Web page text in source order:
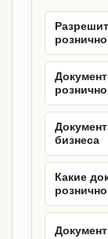
бизнеса
Какие